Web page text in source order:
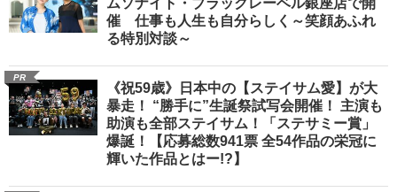
ムソナイト・ブラックレーベル銀座店で開
催 仕事も人生も自分らしく～笑顔あふれ
る特別対談～
PR
《祝59歳》日本中の【ステイサム愛】が大
暴走！ “勝手に”生誕祭試写会開催！ 主演も
助演も全部ステイサム！「ステサミー賞」
爆誕！【応募総数941票 全54作品の栄冠に
輝いた作品とはー!?】